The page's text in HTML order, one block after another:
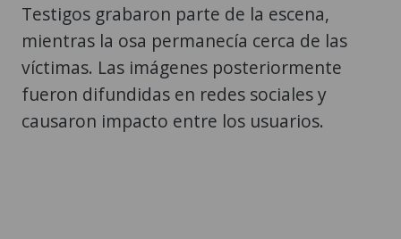
Testigos grabaron parte de la escena,
mientras la osa permanecía cerca de las
víctimas. Las imágenes posteriormente
fueron difundidas en redes sociales y
causaron impacto entre los usuarios.